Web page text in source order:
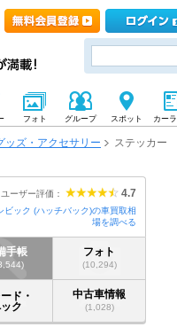
フォト グループ スポット カー
ッズ・アクセサリー ステッカー
ユーザー評価： 4.7
ビック (ハッチバック)の車買取相
場を調べる
手帳 フォト
(10,294)
ド・
ク
中古車情報
(1,028)